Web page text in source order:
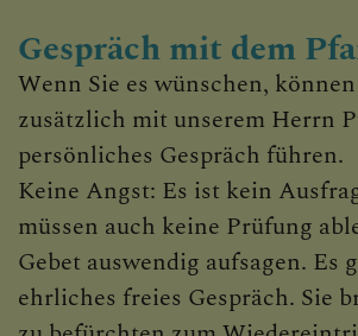
PFARRBLATT
Gespräch mit dem
Wenn Sie es wünschen,
zusätzlich mit unserem Herrn
persönliches Gespräch führen.
Keine Angst: Es ist kein
müssen auch keine Prüfung
Gebet auswendig aufsagen. Es
ehrliches freies Gespräch. Sie